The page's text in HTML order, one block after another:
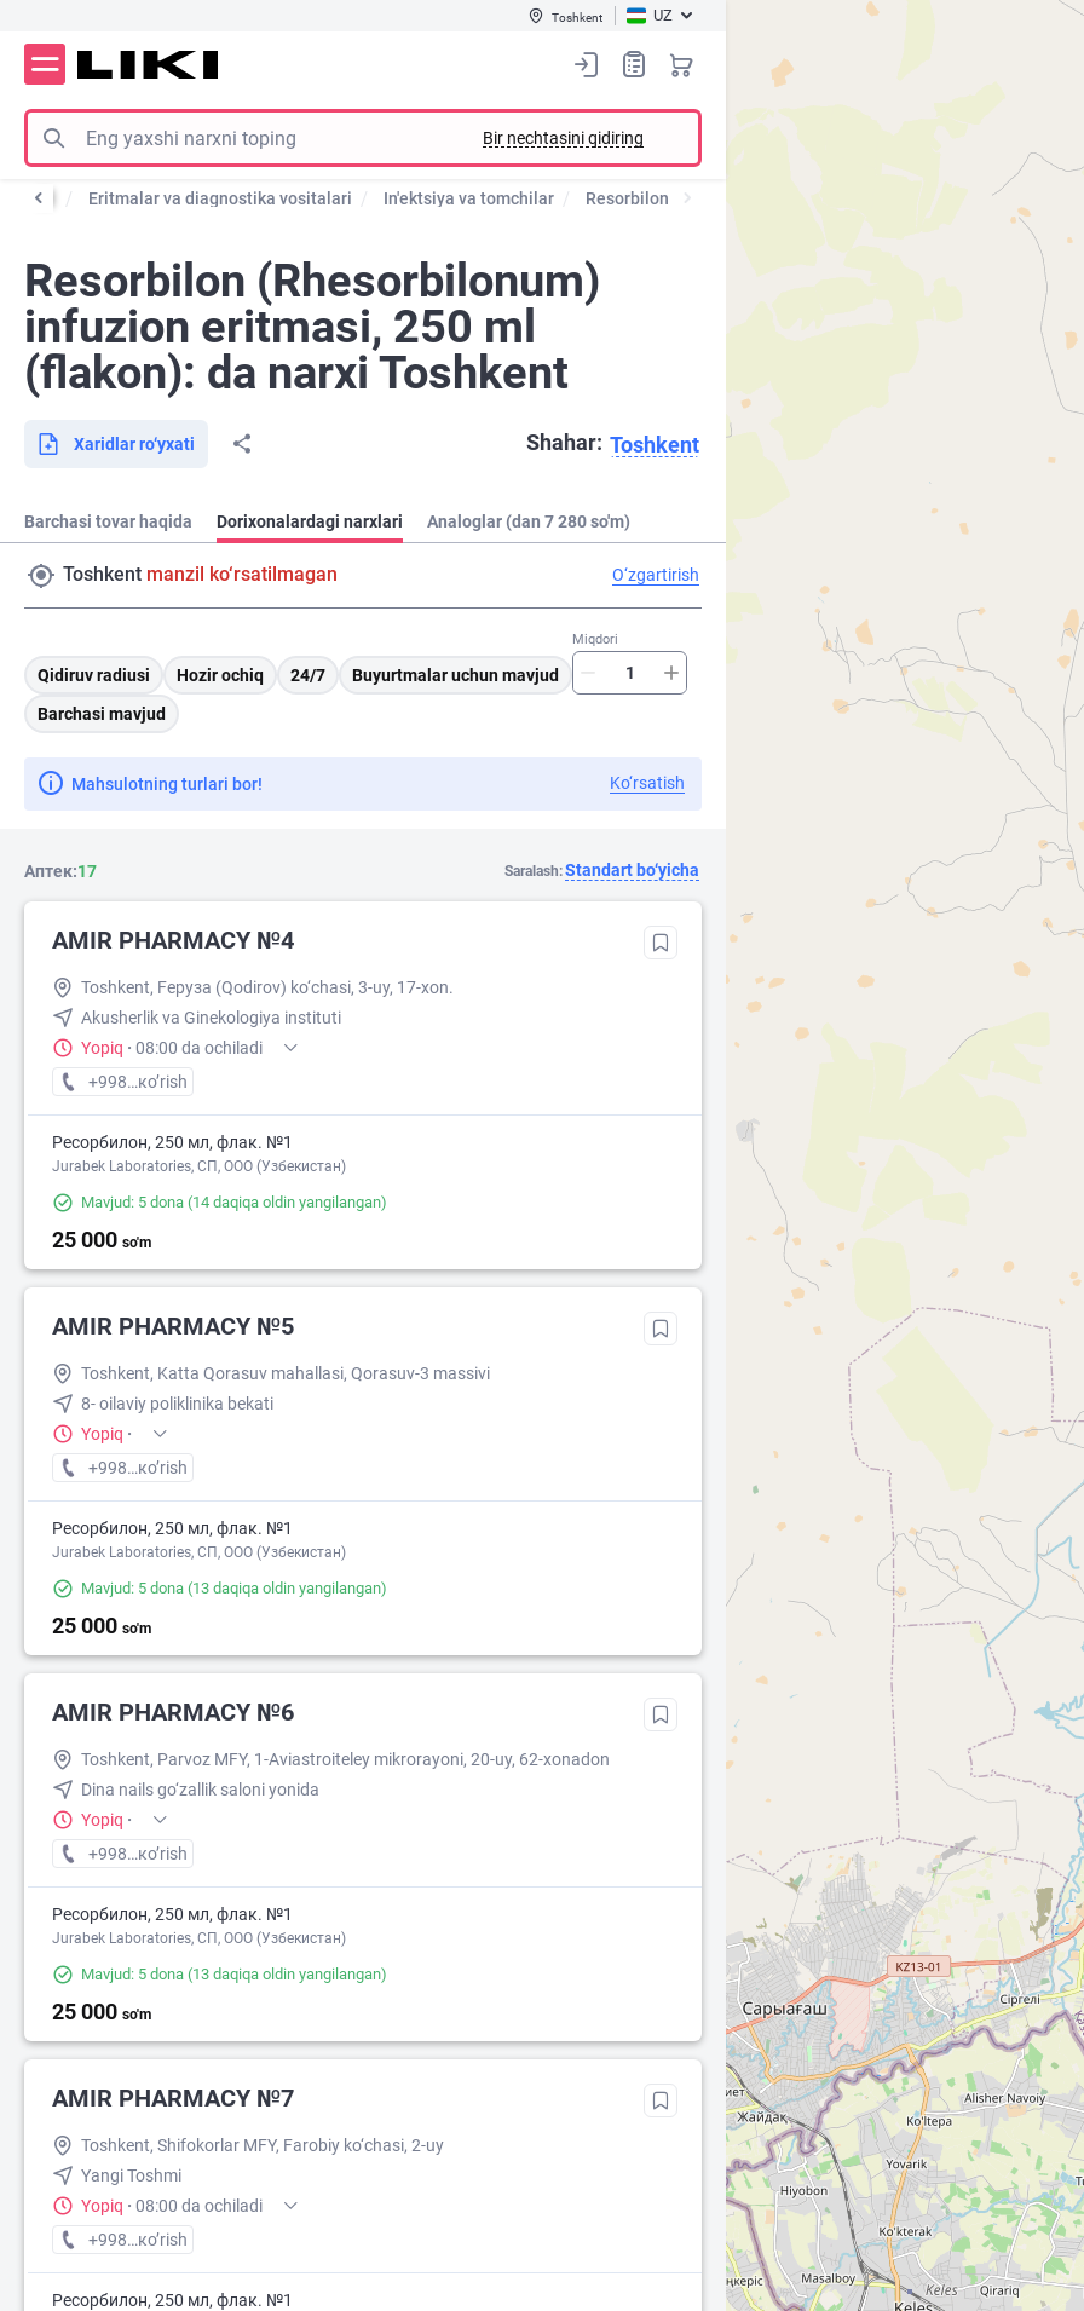
Toshkent UZ
Bir nechtasini qidiring
qon Eritmalar va diagnostika vositalari In'ektsiya va tomchilar Resorbilon
Resorbilon (Rhesorbilonum)
infuzion eritmasi, 250 ml
(flakon): da narxi Toshkent
Shahar: Toshkent
Xaridlar ro‘yxati
Barchasi tovar haqida Dorixonalardagi narxlari Analoglar (dan 7 280 so'm)
Toshkent manzil ko‘rsatilmagan O‘zgartirish
Qidiruv radiusi Hozir ochiq 24/7 Buyurtmalar uchun mavjud
Miqdori
Barchasi mavjud
Mahsulotning turlari bor! Ko‘rsatish
Аптек:17 Saralash:Standart bo‘yicha
AMIR PHARMACY №4
Toshkent, Fеруза (Qodirov) ko‘chasi, 3-uy, 17-xon.
Akusherlik va Ginekologiya instituti
Yopiq · 08:00 da ochiladi
+998 (77) XXX-XX-XX
кo’rish
Ресорбилон, 250 мл, флак. №1
Jurabek Laboratories, СП, ООО (Узбекистан)
Mavjud: 5 dona (14 daqiqa oldin yangilangan)
25 000 so'm
AMIR PHARMACY №5
Toshkent, Katta Qorasuv mahallasi, Qorasuv-3 massivi
8- oilaviy poliklinika bekati
Yopiq ·
+998 (77) XXX-XX-XX
кo’rish
Ресорбилон, 250 мл, флак. №1
Jurabek Laboratories, СП, ООО (Узбекистан)
Mavjud: 5 dona (13 daqiqa oldin yangilangan)
25 000 so'm
AMIR PHARMACY №6
Toshkent, Parvoz MFY, 1-Aviastroiteley mikrorayoni, 20-uy, 62-xonadon
Dina nails go‘zallik saloni yonida
Yopiq ·
+998 (77) XXX-XX-XX
кo’rish
Ресорбилон, 250 мл, флак. №1
Jurabek Laboratories, СП, ООО (Узбекистан)
Mavjud: 5 dona (13 daqiqa oldin yangilangan)
25 000 so'm
AMIR PHARMACY №7
Toshkent, Shifokorlar MFY, Farobiy ko‘chasi, 2-uy
Yangi Toshmi
Yopiq · 08:00 da ochiladi
+998 (77) XXX-XX-XX
кo’rish
Ресорбилон, 250 мл, флак. №1